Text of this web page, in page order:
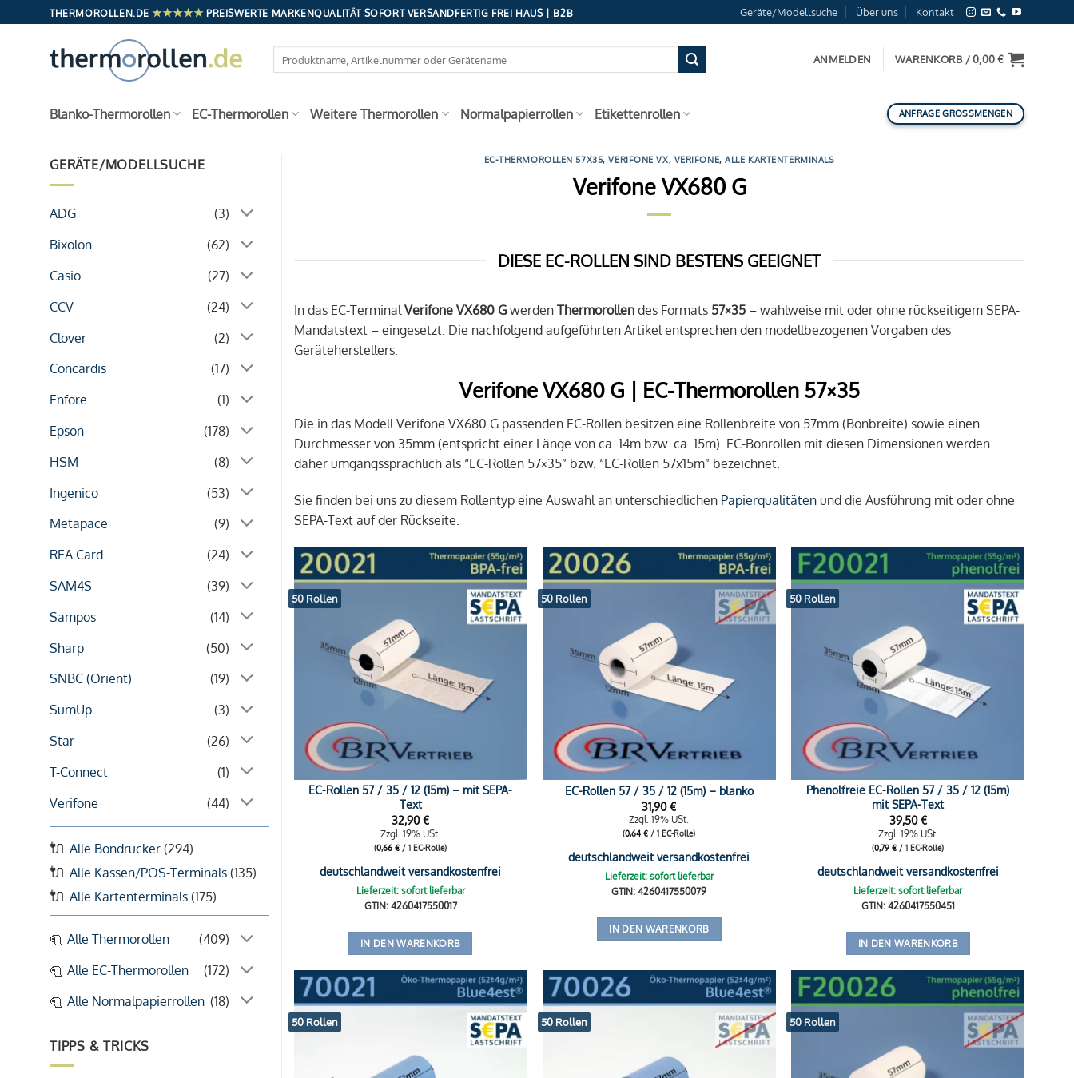
Inhalt
THERMOROLLEN.DE ★★★★★ PREISWERTE MARKENQUALITÄT SOFORT VERSANDFERTIG FREI HAUS | B2B Geräte/Modellsuche Über uns Kontakt
nach:
ANMELDEN WARENKORB /0,00€
Blanko-Thermorollen EC-Thermorollen Weitere Thermorollen Normalpapierrollen Etikettenrollen ANFRAGE GROSSMENGEN
GERÄTE/MODELLSUCHE
ADG
(3)
Bixolon
(62)
Casio
(27)
CCV
(24)
Clover
(2)
Concardis
(17)
Enfore
(1)
Epson
(178)
HSM
(8)
Ingenico
(53)
Metapace
(9)
REA Card
(24)
SAM4S
(39)
Sampos
(14)
Sharp
(50)
SNBC (Orient)
(19)
SumUp
(3)
Star
(26)
T-Connect
(1)
Verifone
(44)
Alle Bondrucker (294)
Alle Kassen/POS-Terminals (135)
Alle Kartenterminals (175)
Alle Thermorollen
(409)
Alle EC-Thermorollen
(172)
Alle Normalpapierrollen (18)
TIPPS & TRICKS
EC-THERMOROLLEN 57X35,VERIFONE VX, VERIFONE,ALLE KARTENTERMINALS
Verifone VX680 G
DIESE EC-ROLLEN SIND BESTENS GEEIGNET
In das EC-TerminalVerifone VX680 G werden Thermorollen des Formats 57×35 – wahlweise mit oder ohne rückseitigem SEPA-
Mandatstext – eingesetzt. Die nachfolgend aufgeführten Artikel entsprechen den modellbezogenen Vorgaben des
Geräteherstellers.
Verifone VX680 G | EC-Thermorollen 57×35
Die in das Modell Verifone VX680 G passenden EC-Rollen besitzen eine Rollenbreite von 57mm (Bonbreite) sowie einen
Durchmesser von 35mm (entspricht einer Länge von ca. 14m bzw. ca. 15m). EC-Bonrollen mit diesen Dimensionen werden
daher umgangssprachlich als “EC-Rollen 57×35” bzw. “EC-Rollen 57x15m” bezeichnet.
Sie finden bei uns zu diesem Rollentyp eine Auswahl an unterschiedlichen Papierqualitäten und die Ausführung mit oder ohne
SEPA-Text auf der Rückseite.
50 Rollen
EC-Rollen 57 / 35 / 12 (15m) – mit SEPA-
Text
32,90€
Zzgl. 19% USt.
(0,66€ / 1 EC-Rolle)
deutschlandweit versandkostenfrei
Lieferzeit: sofort lieferbar
GTIN: 4260417550017
IN DEN WARENKORB
50 Rollen
EC-Rollen 57 / 35 / 12 (15m) – blanko
31,90€
Zzgl. 19% USt.
(0,64€ / 1 EC-Rolle)
deutschlandweit versandkostenfrei
Lieferzeit: sofort lieferbar
GTIN: 4260417550079
IN DEN WARENKORB
50 Rollen
Phenolfreie EC-Rollen 57 / 35 / 12 (15m)
mit SEPA-Text
39,50€
Zzgl. 19% USt.
(0,79€ / 1 EC-Rolle)
deutschlandweit versandkostenfrei
Lieferzeit: sofort lieferbar
GTIN: 4260417550451
IN DEN WARENKORB
50 Rollen 50 Rollen 50 Rollen